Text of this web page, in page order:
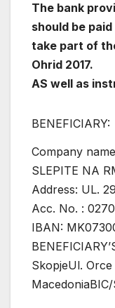
The bank
should be
take part of
Ohrid 2017.
AS well as
BENEFICIARY:
Company
SLEPITE NA
Address: UL.
Acc. No. :
IBAN:
SkopjeUl.